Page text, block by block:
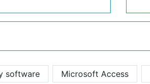
Microsoft Access
software